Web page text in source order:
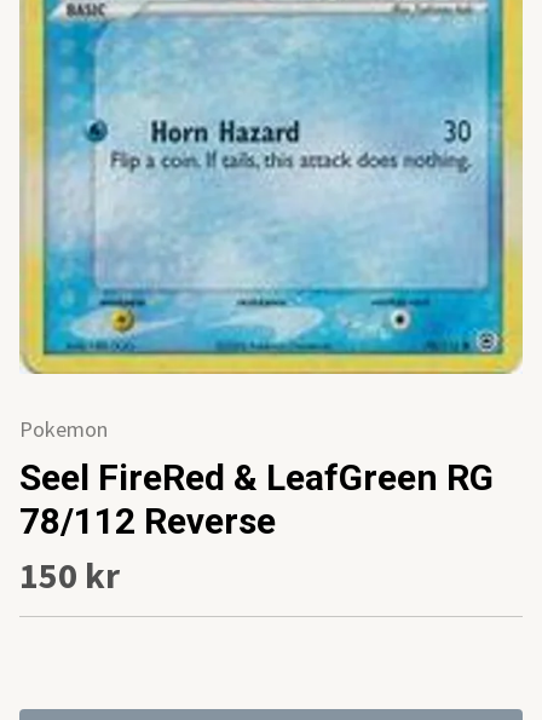
Pokemon
Seel FireRed & LeafGreen RG
78/112 Reverse
150 kr